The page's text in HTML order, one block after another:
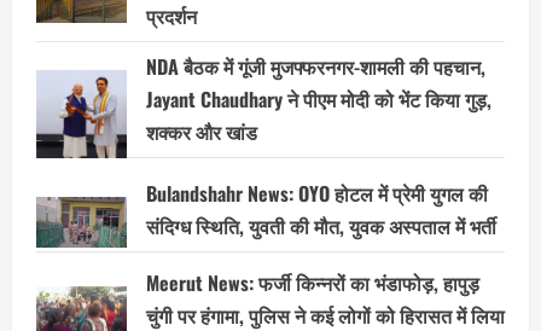
प्रदर्शन
NDA बैठक में गूंजी मुजफ्फरनगर-शामली की पहचान,
Jayant Chaudhary ने पीएम मोदी को भेंट किया गुड़,
शक्कर और खांड
Bulandshahr News: OYO होटल में प्रेमी युगल की
संदिग्ध स्थिति, युवती की मौत, युवक अस्पताल में भर्ती
Meerut News: फर्जी किन्नरों का भंडाफोड़, हापुड़
चुंगी पर हंगामा, पुलिस ने कई लोगों को हिरासत में लिया